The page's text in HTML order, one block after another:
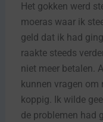
Het gokken werd
moeras waar ik
geld dat ik had
raakte steeds
niet meer betalen.
kunnen vragen om
koppig. Ik wilde
de problemen had